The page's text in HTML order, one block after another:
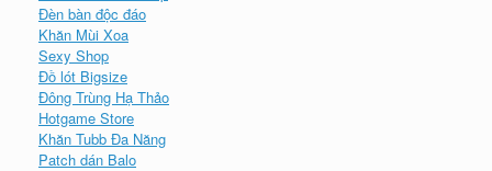
Đèn bàn độc đáo
Khăn Mùi Xoa
Sexy Shop
Đồ lót Bigsize
Đông Trùng Hạ Thảo
Hotgame Store
Khăn Tubb Đa Năng
Patch dán Balo